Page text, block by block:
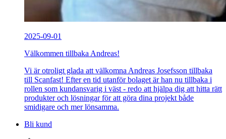
2025-09-01
Välkommen tillbaka Andreas!
Vi är otroligt glada att välkomna Andreas Josefsson tillbaka
till Scanfast! Efter en tid utanför bolaget är han nu tillbaka i
rollen som kundansvarig i väst - redo att hjälpa dig att hitta rätt
produkter och lösningar för att göra dina projekt både
smidigare och mer lönsamma.
Bli kund